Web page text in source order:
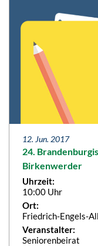
12. Jun. 2017
24.
Birkenwerder
Uhrzeit:
10:00 Uhr
Ort:
Friedrich-Engels-
Veranstalter:
Seniorenbeirat